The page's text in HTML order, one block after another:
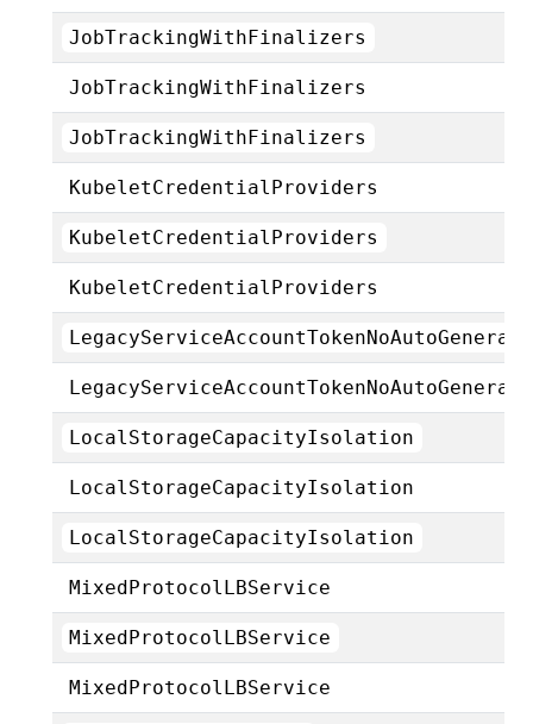
JobTrackingWithFinalizers
JobTrackingWithFinalizers
JobTrackingWithFinalizers
KubeletCredentialProviders
KubeletCredentialProviders
KubeletCredentialProviders
LocalStorageCapacityIsolation
LocalStorageCapacityIsolation
LocalStorageCapacityIsolation
MixedProtocolLBService
MixedProtocolLBService
MixedProtocolLBService